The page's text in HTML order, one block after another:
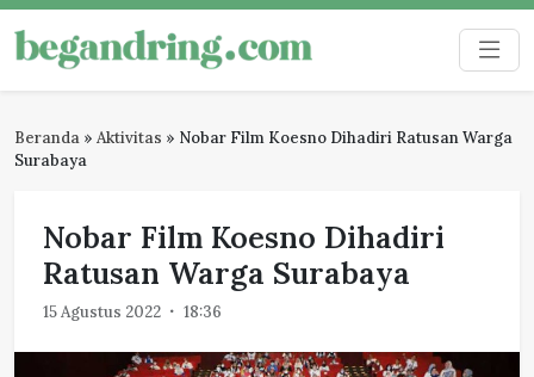
Skip
to
content
Begandring
Menjaga ingatan untuk masa depan
Beranda » Aktivitas » Nobar Film Koesno Dihadiri Ratusan Warga
Surabaya
Nobar Film Koesno Dihadiri
Ratusan Warga Surabaya
15 Agustus 2022 18:36